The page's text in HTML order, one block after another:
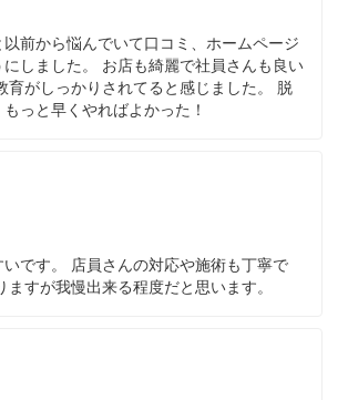
前から悩んでいて口コミ、ホームページ
しました。 お店も綺麗で社員さんも良い
育がしっかりされてると感じました。 脱
っと早くやればよかった！
です。 店員さんの対応や施術も丁寧で
すが我慢出来る程度だと思います。